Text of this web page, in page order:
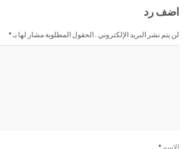
اضف رد
لن يتم نشر البريد الإلكتروني . الحقول المطلوبة مشار لها بـ*
الإسم *